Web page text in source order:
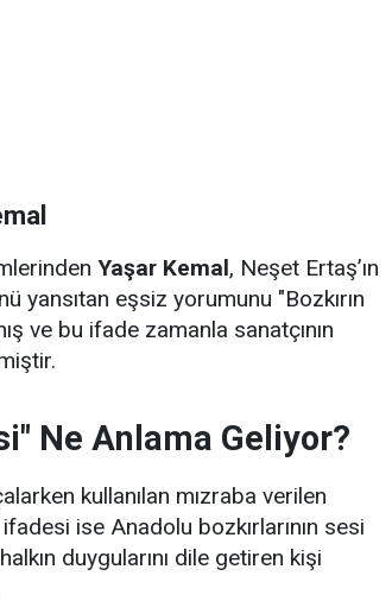
Yaşar Kemal, Neşet Ertaş’ın
yansıtan eşsiz yorumunu "Bozkırın
ve bu ifade zamanla sanatçının
Ne Anlama Geliyor?
kullanılan mızraba verilen
ise Anadolu bozkırlarının sesi
duygularını dile getiren kişi